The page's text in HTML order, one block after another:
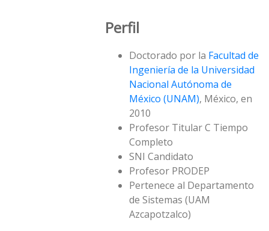
Perfil
Doctorado por la Facultad de
Ingeniería de la Universidad
Nacional Autónoma de
México (UNAM), México, en
2010
Profesor Titular C Tiempo
Completo
SNI Candidato
Profesor PRODEP
Pertenece al Departamento
de Sistemas (UAM
Azcapotzalco)